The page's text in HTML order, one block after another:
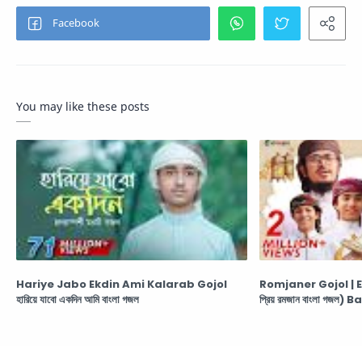
You may like these posts
Hariye Jabo Ekdin Ami Kalarab Gojol
হারিয়ে যাবো একদিন আমি বাংলা গজল
Romjaner Gojol |
প্রিয় রমজান বাংলা